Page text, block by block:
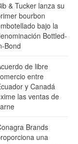
& Tucker lanza su
bourbon
bajo la
Bottled-
Bond
de libre
entre
y Canadá
las ventas de
Brands
una